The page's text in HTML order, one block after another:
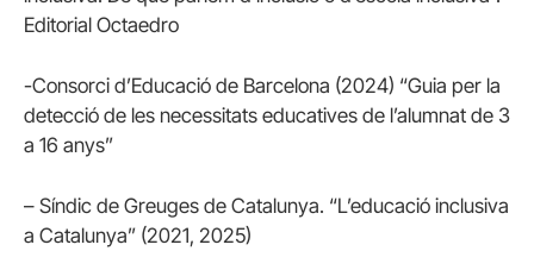
Editorial Octaedro
-Consorci d’Educació de Barcelona (2024) “Guia per la
detecció de les necessitats educatives de l’alumnat de 3
a 16 anys”
– Síndic de Greuges de Catalunya. “L’educació inclusiva
a Catalunya” (2021, 2025)